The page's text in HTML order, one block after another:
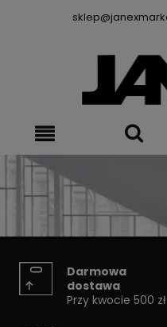
Darmowa
dostawa
Przy kwocie 500 zł